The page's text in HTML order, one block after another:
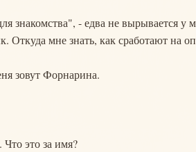
знакомства", - едва не вырывается
Откуда мне знать, как сработают на
зовут Форнарина.
это за имя?